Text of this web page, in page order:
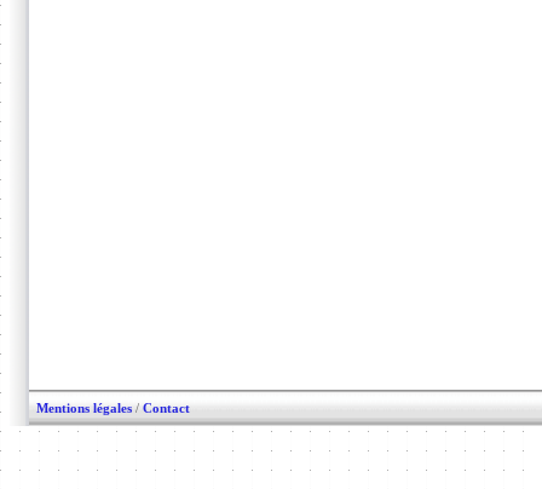
Mentions légales / Contact